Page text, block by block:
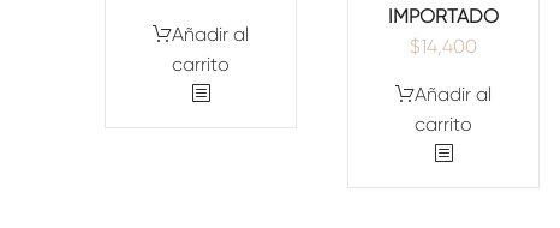
Añadir al
carrito
IMPORTADO
$14,400
Añadir al
carrito